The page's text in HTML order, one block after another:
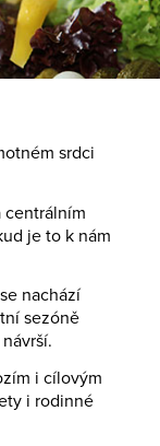
srdci
centrálním
je to k nám
nachází
sezóně
.
i cílovým
i rodinné